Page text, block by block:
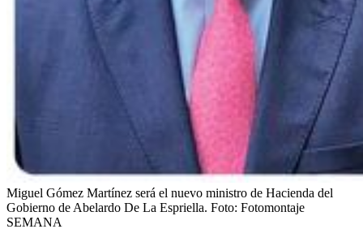
Miguel Gómez Martínez será el nuevo ministro de Hacienda del
Gobierno de Abelardo De La Espriella. Foto: Fotomontaje
SEMANA